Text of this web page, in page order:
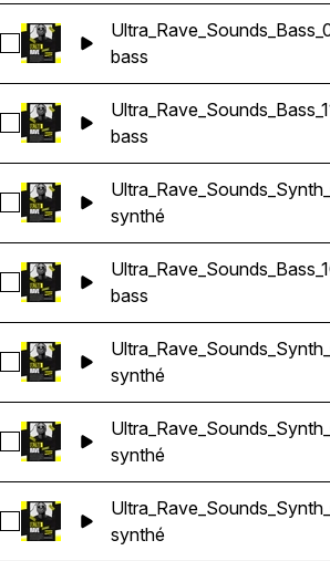
Sélectionnez Ultra_Rave_Sounds_Bass_09
bass
Sélectionnez Ultra_Rave_Sounds_Bass_11
bass
Sélectionnez
synthé
Sélectionnez Ultra_Rave_Sounds_Bass_10
bass
Sélectionnez
synthé
Sélectionnez synthé
Sélectionnez synthé